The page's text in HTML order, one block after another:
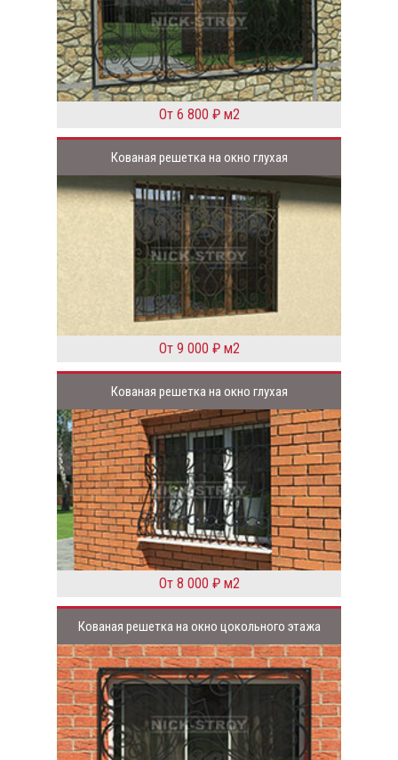
От 6 800 ₽ м2
Кованая решетка на окно глухая
От 9 000 ₽ м2
Кованая решетка на окно глухая
От 8 000 ₽ м2
Кованая решетка на окно цокольного этажа